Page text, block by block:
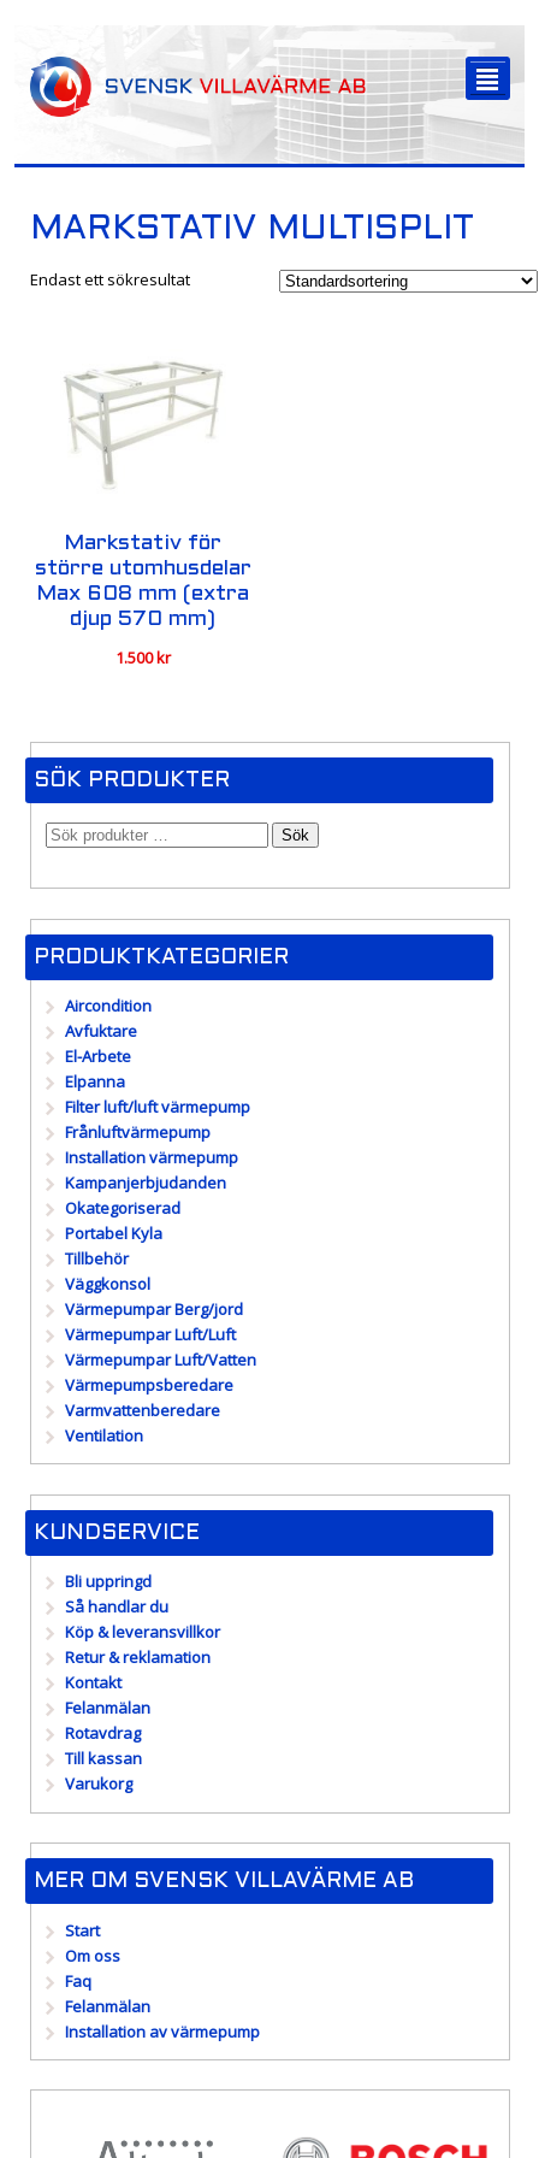
²
MARKSTATIV MULTISPLIT
Endast ett sökresultat
Markstativ för
större utomhusdelar
Max 608 mm (extra
djup 570 mm)
1.500kr
SÖK PRODUKTER
Sök
PRODUKTKATEGORIER
Aircondition
Avfuktare
El-Arbete
Elpanna
Filter luft/luft värmepump
Frånluftvärmepump
Installation värmepump
Kampanjerbjudanden
Okategoriserad
Portabel Kyla
Tillbehör
Väggkonsol
Värmepumpar Berg/jord
Värmepumpar Luft/Luft
Värmepumpar Luft/Vatten
Värmepumpsberedare
Varmvattenberedare
Ventilation
KUNDSERVICE
Bli uppringd
Så handlar du
Köp & leveransvillkor
Retur & reklamation
Kontakt
Felanmälan
Rotavdrag
Till kassan
Varukorg
MER OM SVENSK VILLAVÄRME AB
Start
Om oss
Faq
Felanmälan
Installation av värmepump